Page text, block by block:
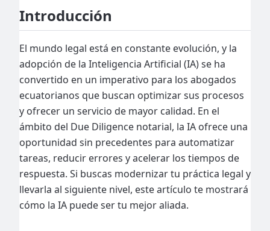
Introducción
El mundo legal está en constante evolución, y la
adopción de la Inteligencia Artificial (IA) se ha
convertido en un imperativo para los abogados
ecuatorianos que buscan optimizar sus procesos
y ofrecer un servicio de mayor calidad. En el
ámbito del Due Diligence notarial, la IA ofrece una
oportunidad sin precedentes para automatizar
tareas, reducir errores y acelerar los tiempos de
respuesta. Si buscas modernizar tu práctica legal y
llevarla al siguiente nivel, este artículo te mostrará
cómo la IA puede ser tu mejor aliada.